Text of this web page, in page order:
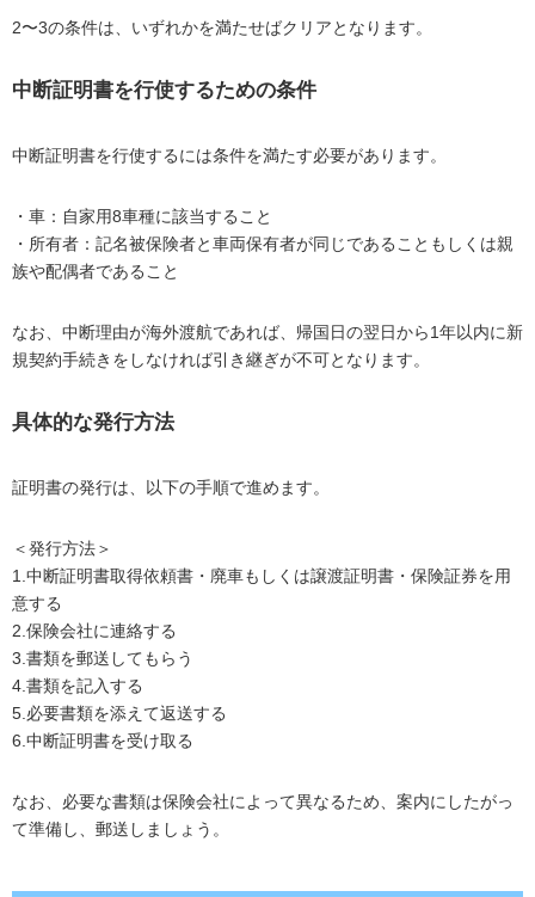
2〜3の条件は、いずれかを満たせばクリアとなります。
中断証明書を行使するための条件
中断証明書を行使するには条件を満たす必要があります。
・車：自家用8車種に該当すること
・所有者：記名被保険者と車両保有者が同じであることもしくは親
族や配偶者であること
なお、中断理由が海外渡航であれば、帰国日の翌日から1年以内に新
規契約手続きをしなければ引き継ぎが不可となります。
具体的な発行方法
証明書の発行は、以下の手順で進めます。
＜発行方法＞
1.中断証明書取得依頼書・廃車もしくは譲渡証明書・保険証券を用
意する
2.保険会社に連絡する
3.書類を郵送してもらう
4.書類を記入する
5.必要書類を添えて返送する
6.中断証明書を受け取る
なお、必要な書類は保険会社によって異なるため、案内にしたがっ
て準備し、郵送しましょう。